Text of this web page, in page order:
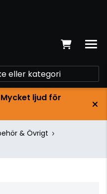
ljud för
& Övrigt